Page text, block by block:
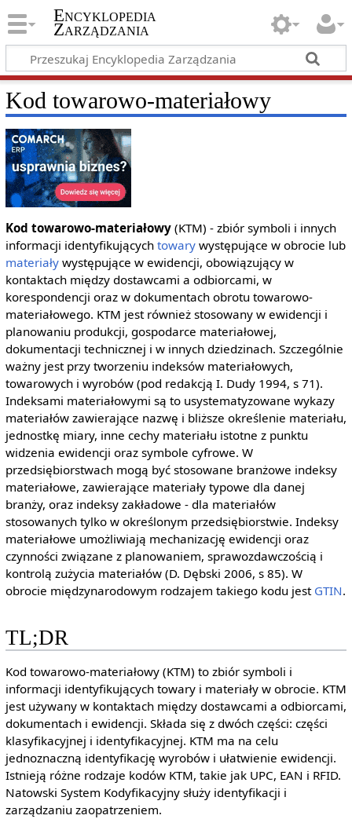
Encyklopedia
Zarządzania
Kod towarowo-materiałowy
Kod towarowo-materiałowy(KTM) - zbiór symboli i innych
informacji identyfikujących towarywystępujące w obrocie lub
materiaływystępujące w ewidencji, obowiązujący w
kontaktach między dostawcami a odbiorcami, w
korespondencji oraz w dokumentach obrotu towarowo-
materiałowego. KTM jest również stosowany w ewidencji i
planowaniu produkcji, gospodarce materiałowej,
dokumentacji technicznej i w innych dziedzinach. Szczególnie
ważny jest przy tworzeniu indeksów materiałowych,
towarowych i wyrobów (pod redakcją I. Dudy 1994, s 71).
Indeksami materiałowymi są to usystematyzowane wykazy
materiałów zawierające nazwę i bliższe określenie materiału,
jednostkę miary, inne cechy materiału istotne z punktu
widzenia ewidencji oraz symbole cyfrowe. W
przedsiębiorstwach mogą być stosowane branżowe indeksy
materiałowe, zawierające materiały typowe dla danej
branży, oraz indeksy zakładowe - dla materiałów
stosowanych tylko w określonym przedsiębiorstwie. Indeksy
materiałowe umożliwiają mechanizację ewidencji oraz
czynności związane z planowaniem, sprawozdawczością i
kontrolą zużycia materiałów (D. Dębski 2006, s 85). W
obrocie międzynarodowym rodzajem takiego kodu jest GTIN.
TL;DR
Kod towarowo-materiałowy (KTM) to zbiór symboli i
informacji identyfikujących towary i materiały w obrocie. KTM
jest używany w kontaktach między dostawcami a odbiorcami,
dokumentach i ewidencji. Składa się z dwóch części: części
klasyfikacyjnej i identyfikacyjnej. KTM ma na celu
jednoznaczną identyfikację wyrobów i ułatwienie ewidencji.
Istnieją różne rodzaje kodów KTM, takie jak UPC, EAN i RFID.
Natowski System Kodyfikacyjny służy identyfikacji i
zarządzaniu zaopatrzeniem.